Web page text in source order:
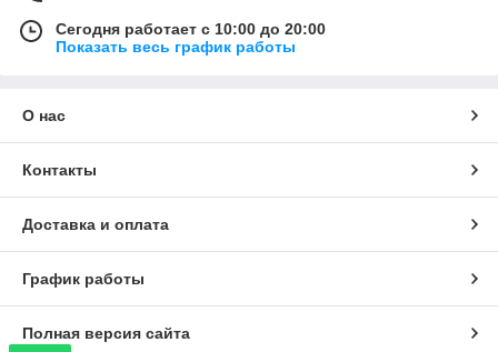
Сегодня работает с 10:00 до 20:00
Показать весь график работы
О нас
Контакты
Доставка и оплата
График работы
Полная версия сайта